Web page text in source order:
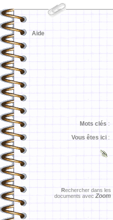
Aide
Mots clés :
Vous êtes ici :
Rechercher dans les
documents avec Zoom